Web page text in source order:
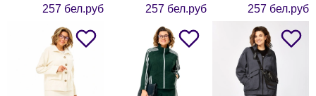
257 бел.руб
257 бел.руб
257 бел.руб